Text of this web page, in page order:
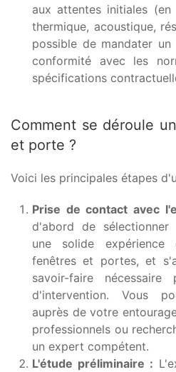
aux attentes initiales
thermique, acoustique,
possible de mandater
conformité avec les
spécifications
Comment se déroule
et porte ?
Voici les principales étapes
Prise de contact avec
d'abord de
une solide
fenêtres et portes, et
savoir-faire
d'intervention. Vous
auprès de votre
professionnels ou
un expert compétent.
L'étude préliminaire :